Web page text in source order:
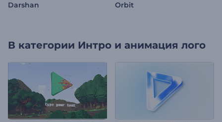
Darshan Orbit
В категории Интро и анимация лого